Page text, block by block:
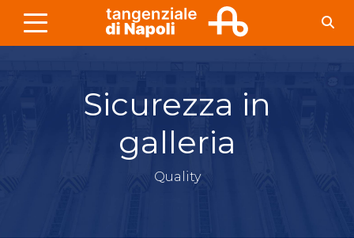
Skip to Main Content
Sicurezza in
galleria
Quality